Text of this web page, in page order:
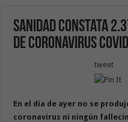
Sanidad constata
de coronavirus
tweet
En el día de ayer no se
coronavirus ni ningún